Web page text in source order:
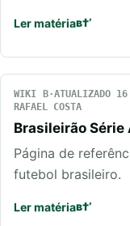
Ler matéria
WIKI ATUALIZADO
RAFAEL COSTA
Brasileirão Série
Página de
futebol brasileiro.
Ler matéria